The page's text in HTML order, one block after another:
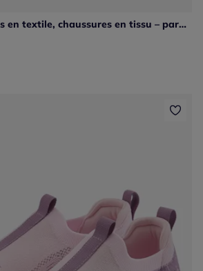
Baskets chaussures en textile, chaussures en tissu – particulièrement légères et confortables